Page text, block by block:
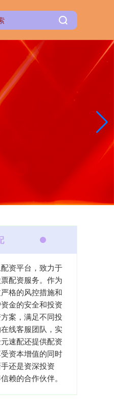
资平台，致力于
配资服务。作为
格的风控措施和
金的安全和投资
案，满足不同投
线客服团队，实
速配还提供配资
资本增值的同时
还是资深投资
赖的合作伙伴。